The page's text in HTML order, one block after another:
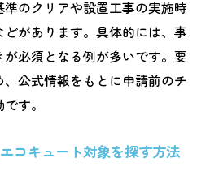
本県の省エネ機器導入を成
2025年活用の最終ガイド
助金2025年適用に向けた最
ート補助金の活用総まとめ
のクリアや設置工事の実施時
があります。具体的には、事
必須となる例が多いです。要
公式情報をもとに申請前のチ
す。
コキュート対象を探す方法